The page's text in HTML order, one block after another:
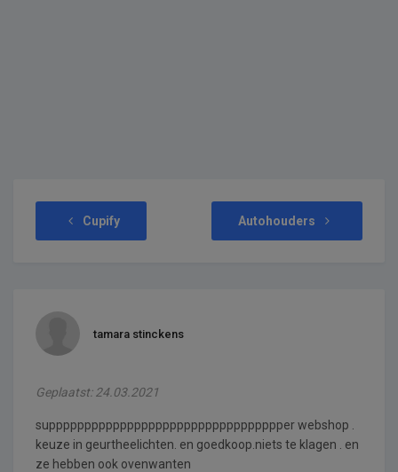
Cupify Autohouders
tamara stinckens
Geplaatst: 24.03.2021
suppppppppppppppppppppppppppppppppper webshop .
keuze in geurtheelichten. en goedkoop.niets te klagen . en
ze hebben ook ovenwanten